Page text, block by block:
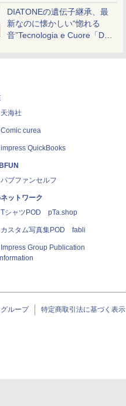
求。液晶とのガチ比較も
DIATONEの遺伝子継承、最
新なのに懐かしい“惚れる
音”Tecnologia e Cuore「DS-
天海社
Comic curea
impress QuickBooks
パブファンセルフ
ネットワーク
TシャツPOD pTa.shop
カスタム写真集POD fabli
Impress Group Publication
Information
ループ 特定商取引法に基づく表示